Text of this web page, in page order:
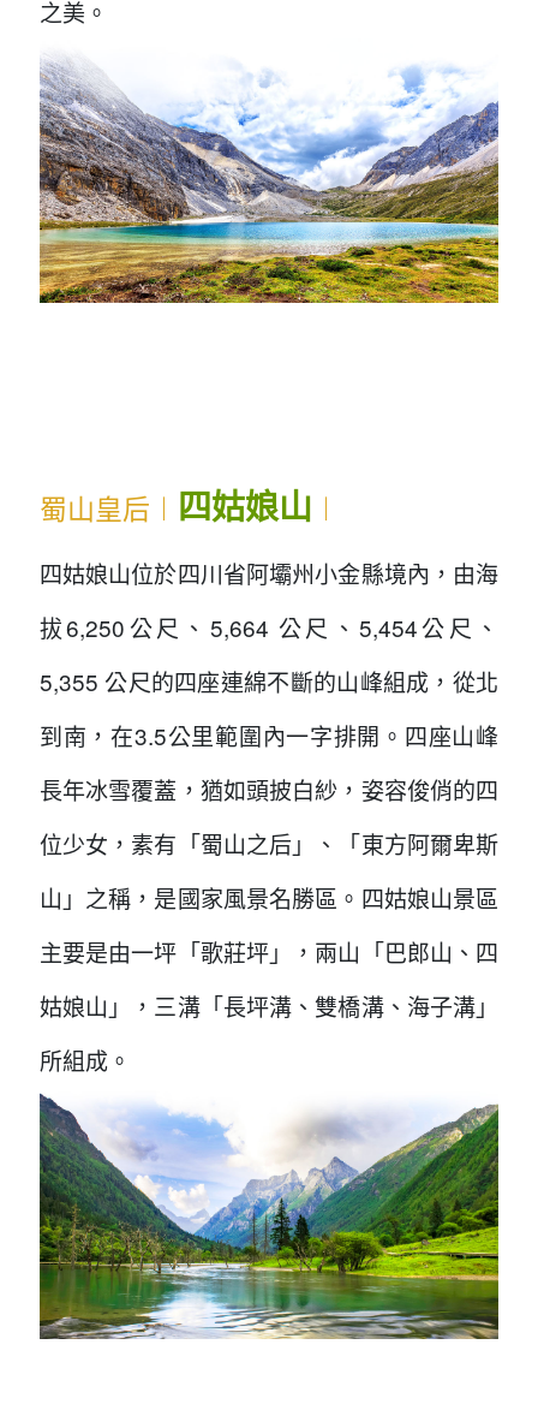
之美。
蜀山皇后︱ 四姑娘山 ︱
四姑娘山位於四川省阿壩州小金縣境內，由海
拔6,250公尺、5,664 公尺、5,454公尺、
5,355 公尺的四座連綿不斷的山峰組成，從北
到南，在3.5公里範圍內一字排開。四座山峰
長年冰雪覆蓋，猶如頭披白紗，姿容俊俏的四
位少女，素有「蜀山之后」、「東方阿爾卑斯
山」之稱，是國家風景名勝區。四姑娘山景區
主要是由一坪「歌莊坪」，兩山「巴郎山、四
姑娘山」，三溝「長坪溝、雙橋溝、海子溝」
所組成。